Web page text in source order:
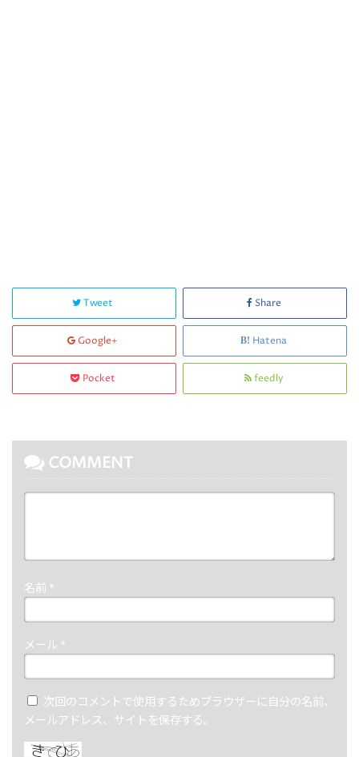
Tweet Share
Google+ Hatena
Pocket feedly
COMMENT
名前 *
メール *
次回のコメントで使用するためブラウザーに自分の名前、
メールアドレス、サイトを保存する。